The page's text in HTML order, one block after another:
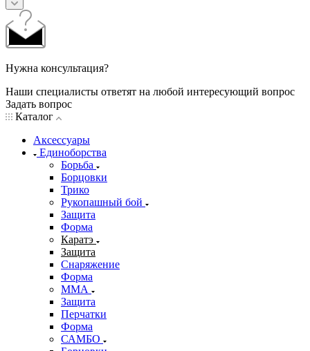
Нужна консультация?
Наши специалисты ответят на любой интересующий вопрос
Задать вопрос
Каталог
Аксессуары
Единоборства
Борьба
Борцовки
Трико
Рукопашный бой
Защита
Форма
Каратэ
Защита
Снаряжение
Форма
ММА
Защита
Перчатки
Форма
САМБО